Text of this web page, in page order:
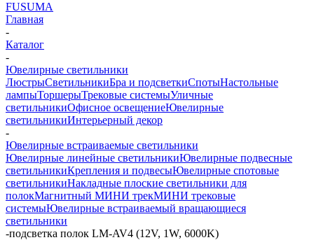
FUSUMA
Главная
-
Каталог
-
Ювелирные светильники
ЛюстрыСветильникиБра и подсветкиСпотыНастольные
лампыТоршерыТрековые системыУличные
светильникиОфисное освещениеЮвелирные
светильникиИнтерьерный декор
-
Ювелирные встраиваемые светильники
Ювелирные линейные светильникиЮвелирные подвесные
светильникиКрепления и подвесыЮвелирные спотовые
светильникиНакладные плоские светильники для
полокМагнитный МИНИ трекМИНИ трековые
системыЮвелирные встраиваемый вращающиеся
светильники
-подсветка полок LM-AV4 (12V, 1W, 6000K)